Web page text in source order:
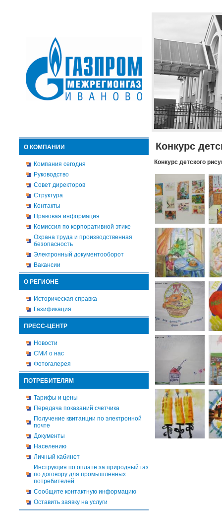
О КОМПАНИИ
Компания сегодня
Руководство
Совет директоров
Структура
Контакты
Правовая информация
Комиссия по корпоративной этике
Охрана труда и производственная
безопасность
Электронный документооборот
Вакансии
О РЕГИОНЕ
Историческая справка
Газификация
ПРЕСС-ЦЕНТР
Новости
СМИ о нас
Фотогалерея
ПОТРЕБИТЕЛЯМ
Тарифы и цены
Передача показаний счетчика
Получение квитанции по электронной
почте
Документы
Населению
Личный кабинет
Инструкция по оплате за природный газ
по договору для промышленных
потребителей
Сообщите контактную информацию
Оставить заявку на услуги
Конкурс
Конкурс детского